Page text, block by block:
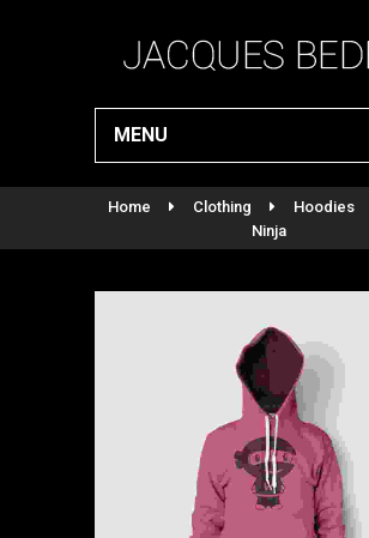
MENU
Home Clothing Hoodies
Ninja